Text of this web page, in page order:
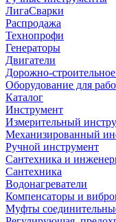
ЛигаСварки
Распродажа
Технопрофи
Генераторы
Двигатели
Дорожно-
Оборудование для
Каталог
Инструмент
Измерительный
Механизированный
Ручной инструмент
Сантехника и
Сантехника
Водонагреватели
Компенсаторы и
Муфты